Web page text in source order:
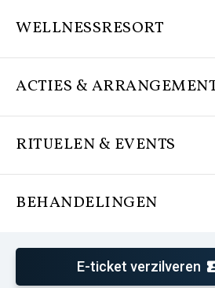
WELLNESSRESORT
ACTIES &
RITUELEN & EVENTS
BEHANDELINGEN
E-ticket verzilveren